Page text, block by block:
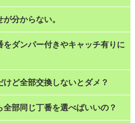
分からない。
ダンパー付きやキャッチ有りに
ど全部交換しないとダメ？
部同じ丁番を選べばいいの？